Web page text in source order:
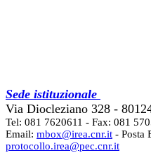
Sede istituzionale
Via Diocleziano 328 -
Tel: 081 7620611 - Fax: 081
Email: mbox@irea.cnr.it - Posta
protocollo.irea@pec.cnr.it